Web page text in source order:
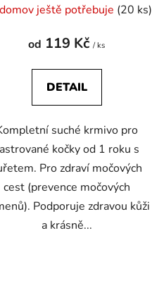
ještě potřebuje (20 ks)
od 119 Kč/ ks
DETAIL
suché krmivo pro
kočky od 1 roku s
Pro zdraví močových
cest (prevence močových
Podporuje zdravou kůži
a krásně...